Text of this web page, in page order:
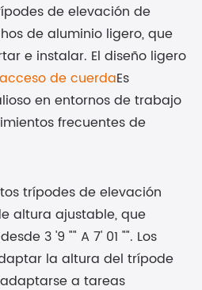
de elevación de
de aluminio ligero, que
e instalar. El diseño ligero
de cuerdaEs
en entornos de trabajo
frecuentes de
trípodes de elevación
altura ajustable, que
3 '9 "" A 7' 01 "". Los
la altura del trípode
a tareas